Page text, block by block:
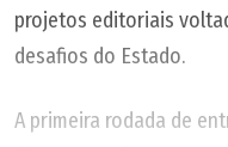
projetos editoriais
desafios do Estado.
A primeira rodada de